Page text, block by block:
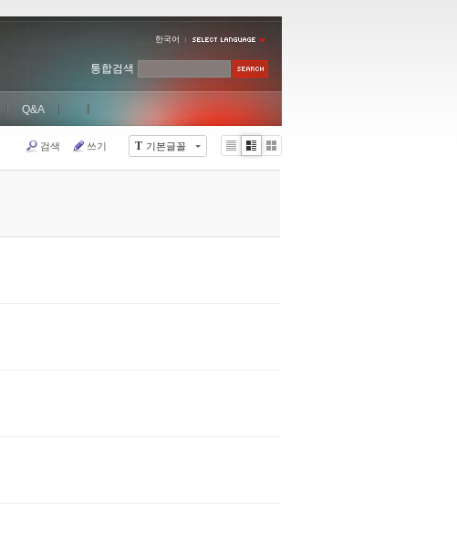
한국어
Q&A
통합검색
T 기본글꼴
검색 쓰기
Li
Zi
G